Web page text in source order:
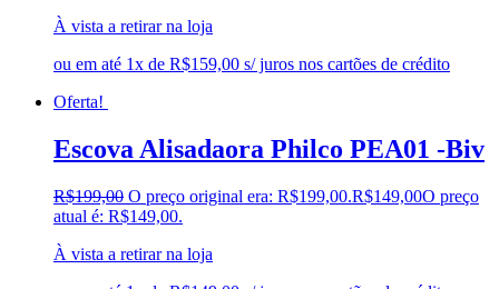
À vista a retirar na loja
ou em até 1x de R$159,00 s/ juros nos cartões de crédito
Oferta!
Escova Alisadaora Philco PEA01 -Biv
R$199,00 O preço original era: R$199,00.R$149,00O preço
atual é: R$149,00.
À vista a retirar na loja